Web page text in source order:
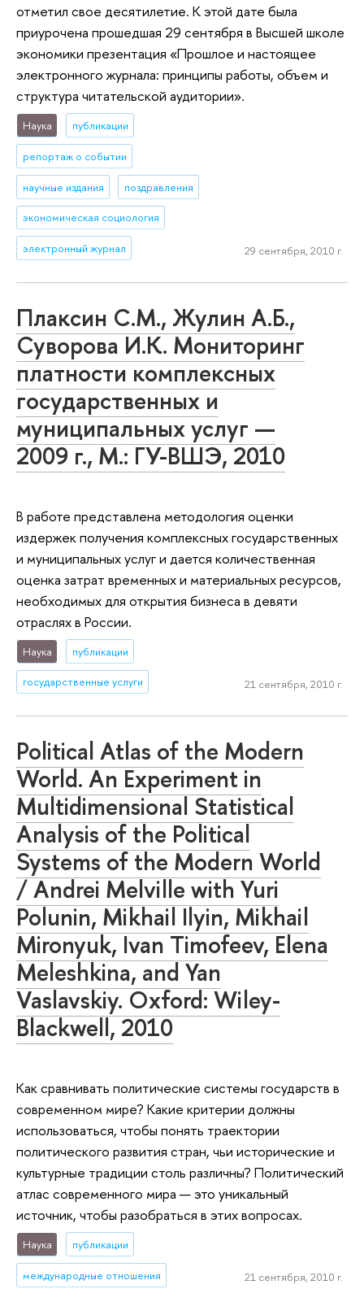
отметил свое десятилетие. К этой дате была
приурочена прошедшая 29 сентября в Высшей школе
экономики презентация «Прошлое и настоящее
электронного журнала: принципы работы, объем и
структура читательской аудитории».
Наука публикации
репортаж о событии
научные издания поздравления
экономическая социология
электронный журнал 29 сентября, 2010 г.
Плаксин С.М., Жулин А.Б.,
Суворова И.К. Мониторинг
платности комплексных
государственных и
муниципальных услуг —
2009 г., М.: ГУ-ВШЭ, 2010
В работе представлена методология оценки
издержек получения комплексных государственных
и муниципальных услуг и дается количественная
оценка затрат временных и материальных ресурсов,
необходимых для открытия бизнеса в девяти
отраслях в России.
Наука публикации
государственные услуги 21 сентября, 2010 г.
Political Atlas of the Modern
World. An Experiment in
Multidimensional Statistical
Analysis of the Political
Systems of the Modern World
/ Andrei Melville with Yuri
Polunin, Mikhail Ilyin, Mikhail
Mironyuk, Ivan Timofeev, Elena
Meleshkina, and Yan
Vaslavskiy. Oxford: Wiley-
Blackwell, 2010
Как сравнивать политические системы государств в
современном мире? Какие критерии должны
использоваться, чтобы понять траектории
политического развития стран, чьи исторические и
культурные традиции столь различны? Политический
атлас современного мира — это уникальный
источник, чтобы разобраться в этих вопросах.
Наука публикации
международные отношения 21 сентября, 2010 г.